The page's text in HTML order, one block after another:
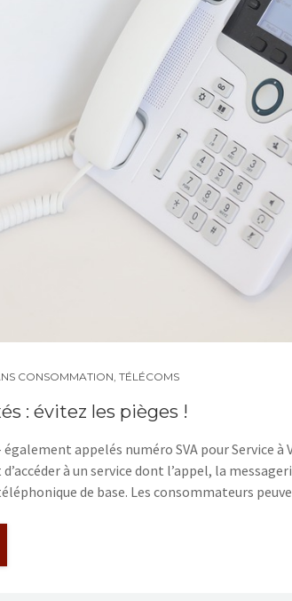
CONSOMMATION, TÉLÉCOMS
: évitez les pièges !
appelés numéro SVA pour Service à
à un service dont l’appel, la
de base. Les consommateurs